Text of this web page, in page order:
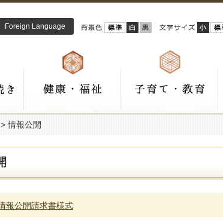
Foreign Language
> 情報公開
報公開請求書様式